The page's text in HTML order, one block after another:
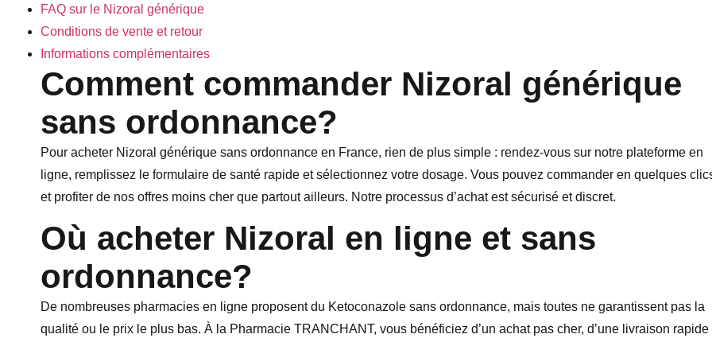
FAQ sur le Nizoral générique
Conditions de vente et retour
Informations complémentaires
Comment commander Nizoral générique
sans ordonnance?
Pour acheter Nizoral générique sans ordonnance en France, rien de plus simple : rendez-vous sur notre plateforme en
ligne, remplissez le formulaire de santé rapide et sélectionnez votre dosage. Vous pouvez commander en quelques
et profiter de nos offres moins cher que partout ailleurs. Notre processus d’achat est sécurisé et discret.
Où acheter Nizoral en ligne et sans
ordonnance?
De nombreuses pharmacies en ligne proposent du Ketoconazole sans ordonnance, mais toutes ne garantissent pas la
qualité ou le prix le plus bas. À la Pharmacie TRANCHANT, vous bénéficiez d’un achat pas cher, d’une livraison rapide